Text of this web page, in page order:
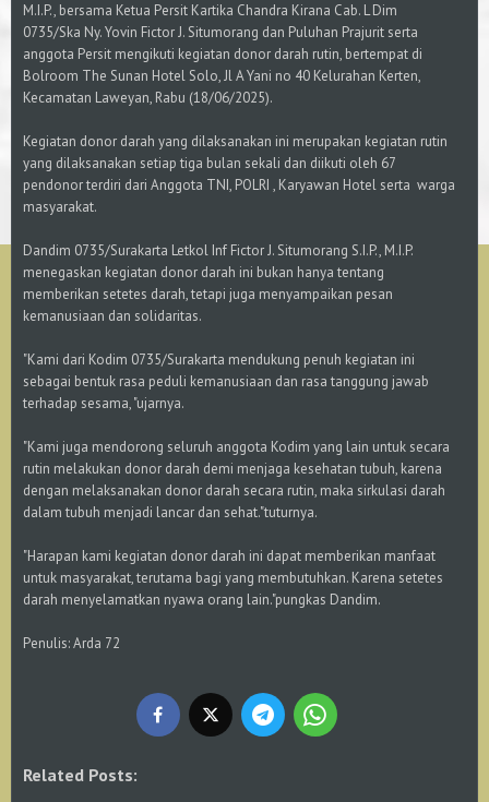
M.I.P., bersama Ketua Persit Kartika Chandra Kirana Cab. L Dim
0735/Ska Ny. Yovin Fictor J. Situmorang dan Puluhan Prajurit serta
anggota Persit mengikuti kegiatan donor darah rutin, bertempat di
Bolroom The Sunan Hotel Solo, Jl A Yani no 40 Kelurahan Kerten,
Kecamatan Laweyan, Rabu (18/06/2025).
Kegiatan donor darah yang dilaksanakan ini merupakan kegiatan rutin
yang dilaksanakan setiap tiga bulan sekali dan diikuti oleh 67
pendonor terdiri dari Anggota TNI, POLRI , Karyawan Hotel serta warga
masyarakat.
Dandim 0735/Surakarta Letkol Inf Fictor J. Situmorang S.I.P., M.I.P.
menegaskan kegiatan donor darah ini bukan hanya tentang
memberikan setetes darah, tetapi juga menyampaikan pesan
kemanusiaan dan solidaritas.
"Kami dari Kodim 0735/Surakarta mendukung penuh kegiatan ini
sebagai bentuk rasa peduli kemanusiaan dan rasa tanggung jawab
terhadap sesama, "ujarnya.
"Kami juga mendorong seluruh anggota Kodim yang lain untuk secara
rutin melakukan donor darah demi menjaga kesehatan tubuh, karena
dengan melaksanakan donor darah secara rutin, maka sirkulasi darah
dalam tubuh menjadi lancar dan sehat."tuturnya.
"Harapan kami kegiatan donor darah ini dapat memberikan manfaat
untuk masyarakat, terutama bagi yang membutuhkan. Karena setetes
darah menyelamatkan nyawa orang lain."pungkas Dandim.
Penulis: Arda 72
Related Posts: